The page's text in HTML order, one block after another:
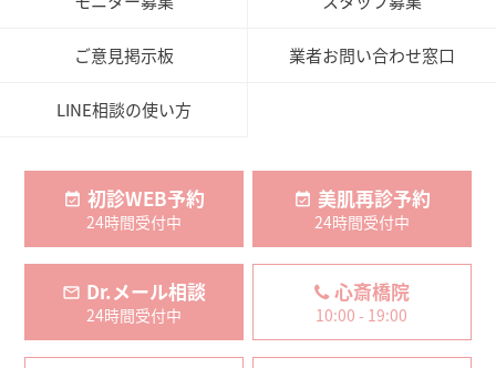
ご意見掲示板 業者お問い合わせ窓口
LINE相談の使い方
初診WEB予約
24時間受付中
美肌再診予約
24時間受付中
Dr.メール相談
24時間受付中
心斎橋院
10:00 - 19:00